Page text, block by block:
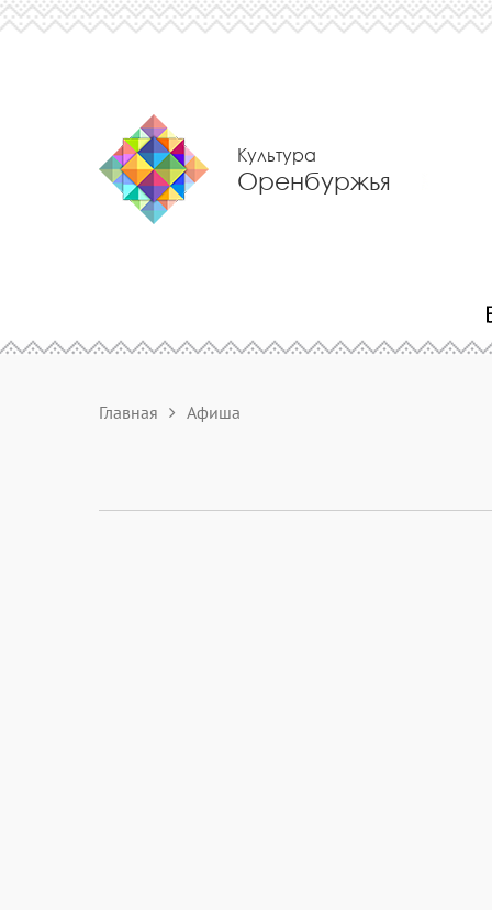
Культура
Оренбуржья
Главная Афиша